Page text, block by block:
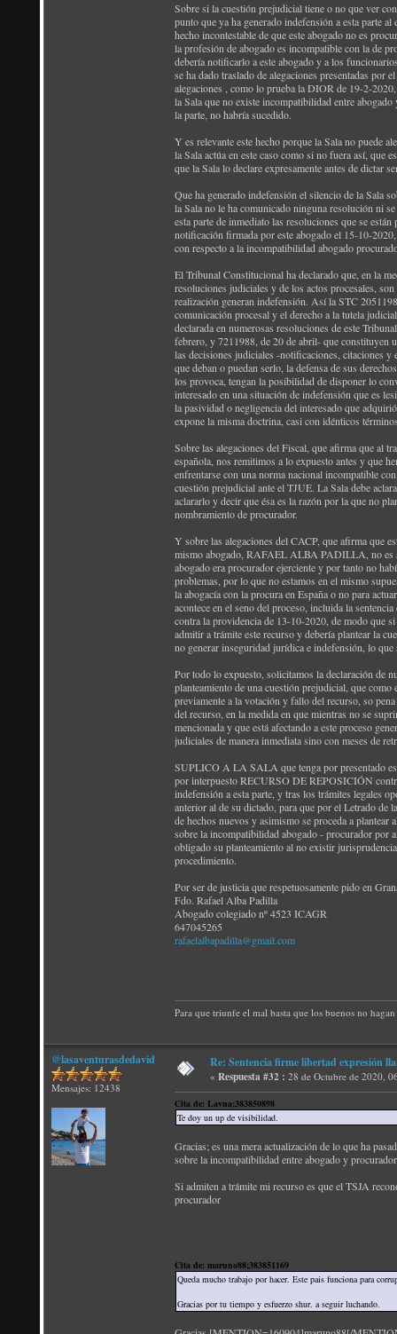
Sobre si la cuestión prejudicial tiene o no que ver
punto que ya ha generado indefensión a esta parte
hecho incontestable de que este abogado no es
la profesión de abogado es incompatible con la de
debería notificarlo a este abogado y a los
se ha dado traslado de alegaciones presentadas por
alegaciones , como lo prueba la DIOR de 19-2-
la Sala que no existe incompatibilidad entre
la parte, no habría sucedido.
Y es relevante este hecho porque la Sala no puede
la Sala actúa en este caso como si no fuera así, que
que la Sala lo declare expresamente antes de dictar
Que ha generado indefensión el silencio de la Sala
la Sala no le ha comunicado ninguna resolución ni
esta parte de inmediato las resoluciones que se
notificación firmada por este abogado el 15-10-
con respecto a la incompatibilidad abogado
El Tribunal Constitucional ha declarado que, en la
resoluciones judiciales y de los actos procesales,
realización generan indefensión. Así la STC
comunicación procesal y el derecho a la tutela
declarada en numerosas resoluciones de este
febrero, y 7211988, de 20 de abril- que constituyen
las decisiones judiciales -notificaciones, citaciones y
que deban o puedan serlo, la defensa de sus
los provoca, tengan la posibilidad de disponer lo
interesado en una situación de indefensión que es
la pasividad o negligencia del interesado que
expone la misma doctrina, casi con idénticos
Sobre las alegaciones del Fiscal, que afirma que al
española, nos remitimos a lo expuesto antes y que
enfrentarse con una norma nacional incompatible
cuestión prejudicial ante el TJUE. La Sala debe
aclararlo y decir que ésa es la razón por la que no
nombramiento de procurador.
Y sobre las alegaciones del CACP, que afirma que
mismo abogado, RAFAEL ALBA PADILLA, no es
abogado era procurador ejerciente y por tanto no
problemas, por lo que no estamos en el mismo
la abogacía con la procura en España o no para
acontece en el seno del proceso, incluida la
contra la providencia de 13-10-2020, de modo que
admitir a trámite este recurso y debería plantear la
no generar inseguridad jurídica e indefensión, lo
Por todo lo expuesto, solicitamos la declaración de
planteamiento de una cuestión prejudicial, que
previamente a la votación y fallo del recurso, so
del recurso, en la medida en que mientras no se
mencionada y que está afectando a este proceso
judiciales de manera inmediata sino con meses de
SUPLICO A LA SALA que tenga por presentado
por interpuesto RECURSO DE REPOSICIÓN
indefensión a esta parte, y tras los trámites legales
anterior al de su dictado, para que por el Letrado de
de hechos nuevos y asimismo se proceda a
sobre la incompatibilidad abogado - procurador por
obligado su planteamiento al no existir
procedimiento.
Por ser de justicia que respetuosamente pido en
Fdo. Rafael Alba Padilla
Abogado colegiado nº 4523 ICAGR
647045265
rafaelalbapadilla@gmail.com
Para que triunfe el mal basta que los buenos no
@lasaventurasdedavid
Mensajes: 12438
Re: Sentencia firme libertad expresión
« Respuesta #32 : 28 de Octubre de 2020,
Cita de: Lavna;383850898
Te doy un up de visibilidad.
Gracias; es una mera actualización de lo que ha
sobre la incompatibilidad entre abogado y
Si admiten a trámite mi recurso es que el TSJA
procurador
Cita de: maruno88;383851169
Queda mucho trabajo por hacer. Este pais funciona para
Gracias por tu tiempo y esfuerzo shur. a seguir luchando.